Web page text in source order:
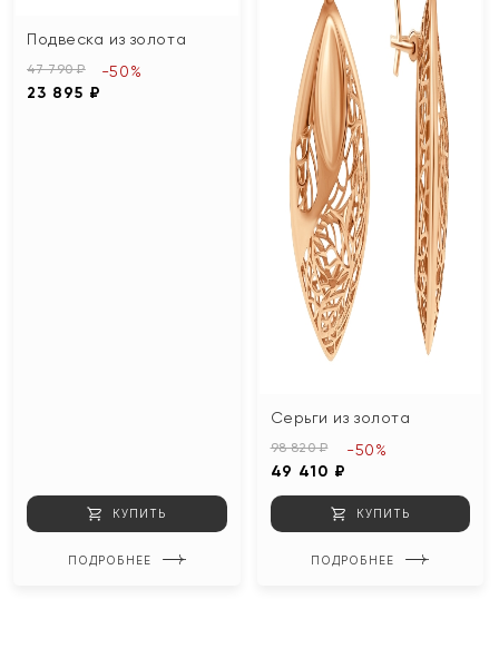
Подвеска из золота
47 790 ₽
23 895 ₽
-50%
КУПИТЬ
ПОДРОБНЕЕ
Серьги из золота
98 820 ₽
49 410 ₽
-50%
КУПИТЬ
ПОДРОБНЕЕ